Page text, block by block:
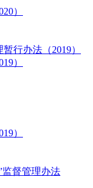
）
行办法（2019）
）
）
监督管理办法